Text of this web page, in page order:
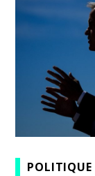
POLITIQUE